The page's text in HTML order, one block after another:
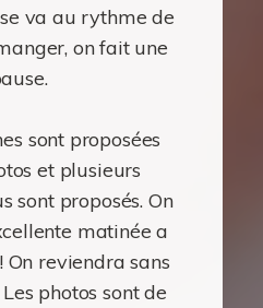
va au rythme de
on fait une
sont proposées
et plusieurs
sont proposés. On
matinée a
reviendra sans
photos sont de